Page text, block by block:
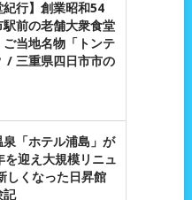
紀行】創業昭和54
駅前の老舗大衆食堂
ご当地名物「トンテ
/ 三重県四日市市の
泉「ホテル浦島」が
を迎え大規模リニュ
しくなった日昇館
記